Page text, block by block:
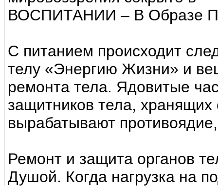
ВОСПИТАНИИ – В Образе
С питанием происходит
телу «Энергию Жизни» и
ремонта тела. Ядовитые
защитников тела,
вырабатывают
Ремонт и защита органов
Душой. Когда нагрузка на